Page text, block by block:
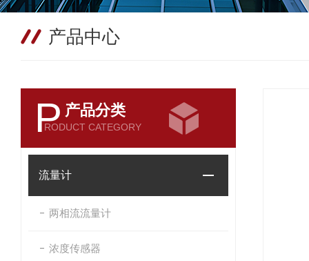
产品中心
P 产品分类
RODUCT CATEGORY
流量计
两相流流量计
浓度传感器